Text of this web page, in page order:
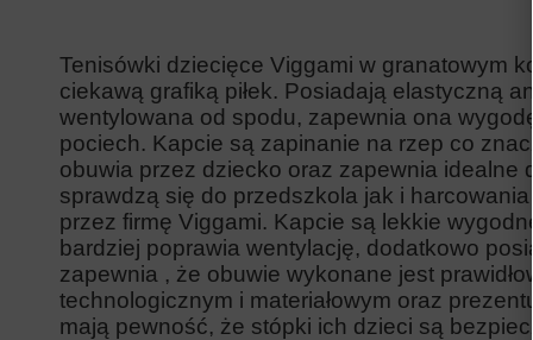
Tenisówki dziecięce Viggami w granatowym
ciekawą grafiką piłek. Posiadają elastyczną
wentylowana od spodu, zapewnia ona
pociech. Kapcie są zapinanie na rzep co
obuwia przez dziecko oraz zapewnia idealne
sprawdzą się do przedszkola jak i
przez firmę Viggami. Kapcie są lekkie
bardziej poprawia wentylację, dodatkowo
zapewnia , że obuwie wykonane jest
technologicznym i materiałowym oraz
mają pewność, że stópki ich dzieci są